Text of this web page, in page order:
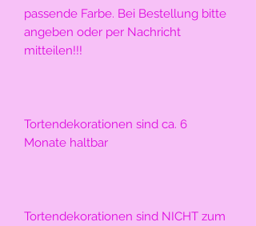
passende Farbe. Bei Bestellung bitte
angeben oder per Nachricht
mitteilen!!!
Tortendekorationen sind ca. 6
Monate haltbar
Tortendekorationen sind NICHT zum